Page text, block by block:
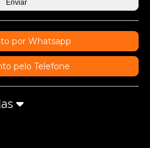
por Whatsapp
pelo Telefone